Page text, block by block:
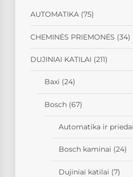
AUTOMATIKA (75)
CHEMINĖS PRIEMONĖS (34)
DUJINIAI KATILAI (211)
Baxi (24)
Bosch (67)
Automatika ir priedai
Bosch kaminai (24)
Dujiniai katilai (7)